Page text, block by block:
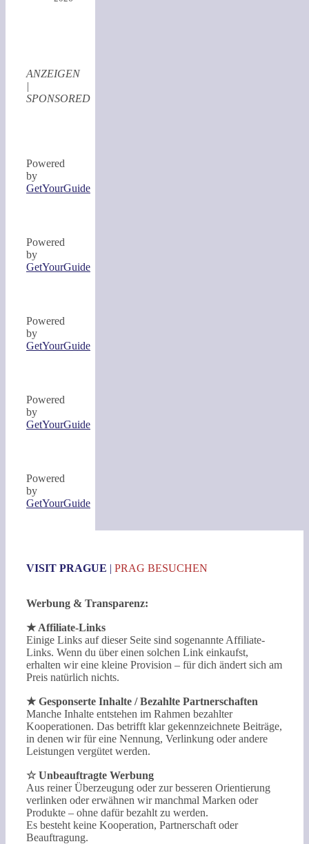
ANZEIGEN
|
SPONSORED
Powered
by
GetYourGuide
Powered
by
GetYourGuide
Powered
by
GetYourGuide
Powered
by
GetYourGuide
Powered
by
GetYourGuide
VISIT PRAGUE | PRAG BESUCHEN
Werbung & Transparenz:
★ Affiliate-Links
Einige Links auf dieser Seite sind sogenannte Affiliate-
Links. Wenn du über einen solchen Link einkaufst,
erhalten wir eine kleine Provision – für dich ändert sich am
Preis natürlich nichts.
★ Gesponserte Inhalte / Bezahlte Partnerschaften
Manche Inhalte entstehen im Rahmen bezahlter
Kooperationen. Das betrifft klar gekennzeichnete Beiträge,
in denen wir für eine Nennung, Verlinkung oder andere
Leistungen vergütet werden.
☆ Unbeauftragte Werbung
Aus reiner Überzeugung oder zur besseren Orientierung
verlinken oder erwähnen wir manchmal Marken oder
Produkte – ohne dafür bezahlt zu werden.
Es besteht keine Kooperation, Partnerschaft oder
Beauftragung.